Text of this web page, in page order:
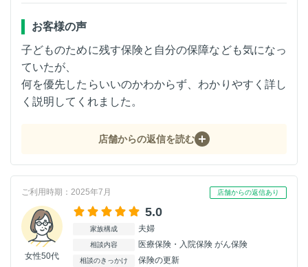
お客様の声
子どものために残す保険と自分の保障なども気になっ
ていたが、
何を優先したらいいのかわからず、わかりやすく詳し
く説明してくれました。
店舗からの返信を読む
ご利用時期：2025年7月 店舗からの返信あり
女性50代
5.0
家族構成 夫婦
相談内容 医療保険・入院保険 がん保険
相談のきっかけ 保険の更新